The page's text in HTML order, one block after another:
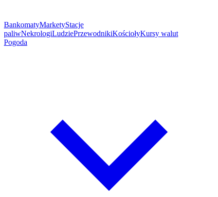
BankomatyMarketyStacje
paliwNekrologiLudziePrzewodnikiKościołyKursy walut
Pogoda